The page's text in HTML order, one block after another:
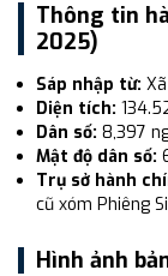
Thông tin
2025)
Sáp nhập từ:
Diện tích:
Dân số: 8,397
Mật độ dân số:
Trụ sở hành
cũ xóm Phiêng
Hình ảnh